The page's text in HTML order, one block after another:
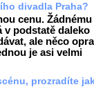
divadla Praha?
cenu. Žádnému
v podstatě daleko
ale něco
je asi velmi
prozradíte